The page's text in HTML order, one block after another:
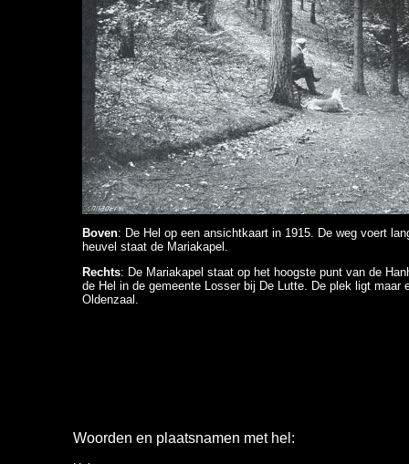
Boven: De Hel op een ansichtkaart in 1915. De weg voert
heuvel staat de Mariakapel.
Rechts: De Mariakapel staat op het hoogste punt van de
de Hel in de gemeente Losser bij De Lutte. De plek ligt maar
Oldenzaal.
Woorden en plaatsnamen met hel: